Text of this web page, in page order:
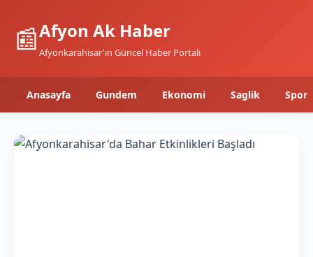
📰Afyon Ak Haber
Afyonkarahisar'ın Güncel Haber Portalı
Anasayfa Gundem Ekonomi Saglik Spor